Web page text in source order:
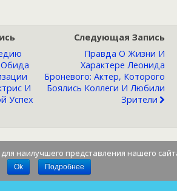
И
Успех
Следующая Запись
Правда О Жизни И
Характере Леонида
Броневого: Актер, Которого
Боялись Коллеги И Любили
Зрители
наилучшего представления нашего
Ok Подробнее
Наверх